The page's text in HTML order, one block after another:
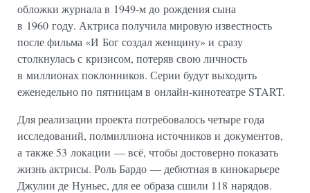
обложки журнала в 1949-м до рождения сына
в 1960 году. Актриса получила мировую известность
после фильма «И Бог создал женщину» и сразу
столкнулась с кризисом, потеряв свою личность
в миллионах поклонников. Серии будут выходить
еженедельно по пятницам в онлайн-кинотеатре START.
Для реализации проекта потребовалось четыре года
исследований, полмиллиона источников и документов,
а также 53 локации — всё, чтобы достоверно показать
жизнь актрисы. Роль Бардо — дебютная в кинокарьере
Джулии де Нуньес, для ее образа сшили 118 нарядов.